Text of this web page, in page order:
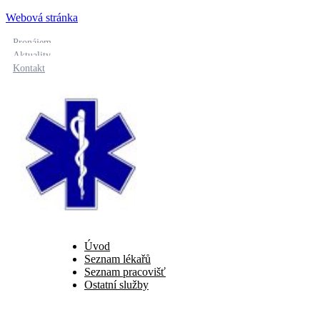
Webová stránka
Pronájem
Aktuality
Kontakt
Úvod
Seznam lékařů
Seznam pracovišť
Ostatní služby